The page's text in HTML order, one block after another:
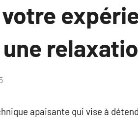
apaisante qui vise à